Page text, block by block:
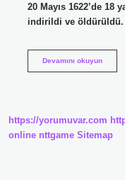
20 Mayıs 1622’de 18
indirildi ve
Devamını okuyunEn
https://yorumuvar.com
online nttgame Sitemap